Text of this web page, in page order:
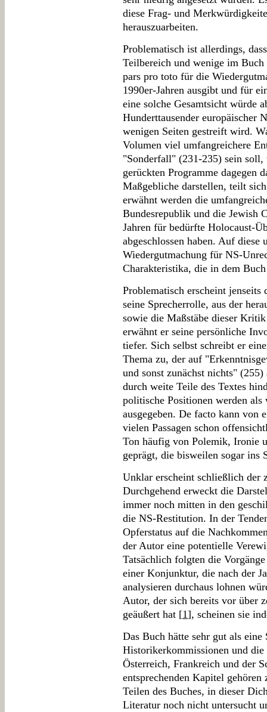
diese Frag- und
herauszuarbeiten.
Problematisch ist allerdings,
Teilbereich und wenige im
pars pro toto für die
1990er-Jahren ausgibt und für
eine solche Gesamtsicht würde
Hunderttausender europäischer
wenigen Seiten gestreift wird.
Volumen viel umfangreichere
"Sonderfall" (231-235) sein
gerückten Programme dagegen
Maßgebliche darstellen, teilt
erwähnt werden die
Bundesrepublik und die Jewish
Jahren für bedürfte Holocaust-
abgeschlossen haben. Auf diese
Wiedergutmachung für NS-
Charakteristika, die in dem
Problematisch erscheint jenseits
seine Sprecherrolle, aus der
sowie die Maßstäbe dieser
erwähnt er seine persönliche
tiefer. Sich selbst schreibt er
Thema zu, der auf
und sonst zunächst nichts"
durch weite Teile des Textes
politische Positionen werden als
ausgegeben. De facto kann von
vielen Passagen schon
Ton häufig von Polemik, Ironie
geprägt, die bisweilen sogar ins
Unklar erscheint schließlich der
Durchgehend erweckt die
immer noch mitten in den
die NS-Restitution. In der
Opferstatus auf die
der Autor eine potentielle
Tatsächlich folgten die
einer Konjunktur, die nach der
analysieren durchaus lohnen
Autor, der sich bereits vor über
geäußert hat [1], scheinen sie
Das Buch hätte sehr gut als
Historikerkommissionen und
Österreich, Frankreich und der
entsprechenden Kapitel
Teilen des Buches, in dieser
Literatur noch nicht untersucht